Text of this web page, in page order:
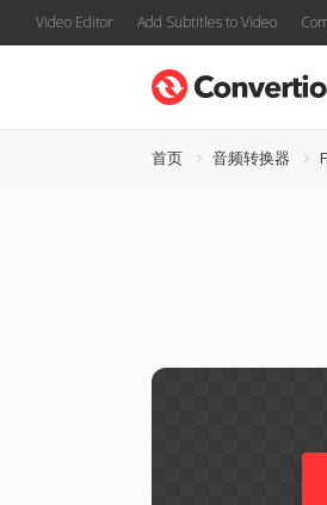
Video Editor Add Subtitles to Video
首页 音频转换器